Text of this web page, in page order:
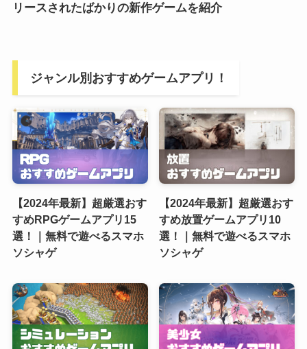
リースされたばかりの新作ゲームを紹介
ジャンル別おすすめゲームアプリ！
【2024年最新】超厳選おす
すめRPGゲームアプリ15
選！｜無料で遊べるスマホ
ソシャゲ
【2024年最新】超厳選おす
すめ放置ゲームアプリ10
選！｜無料で遊べるスマホ
ソシャゲ